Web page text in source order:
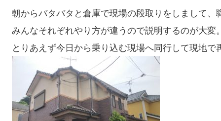
朝からバタバタと倉庫で現場の段取りをしまして
みんなそれぞれやり方が違うので説明するのが大変
とりあえず今日から乗り込む現場へ同行して現地で